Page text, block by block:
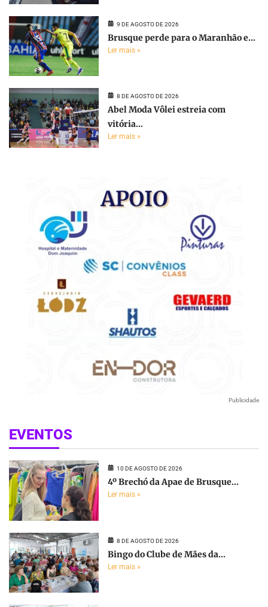
9 DE AGOSTO DE 2026
Brusque perde para o Maranhão e...
Ler mais »
8 DE AGOSTO DE 2026
Abel Moda Vôlei estreia com
vitória...
Ler mais »
Publicidade
EVENTOS
10 DE AGOSTO DE 2026
4º Brechó da Apae de Brusque...
Ler mais »
8 DE AGOSTO DE 2026
Bingo do Clube de Mães da...
Ler mais »